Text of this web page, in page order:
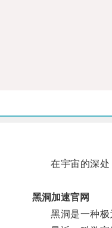
在宇宙的深处
黑洞加速官网
黑洞是一种极为